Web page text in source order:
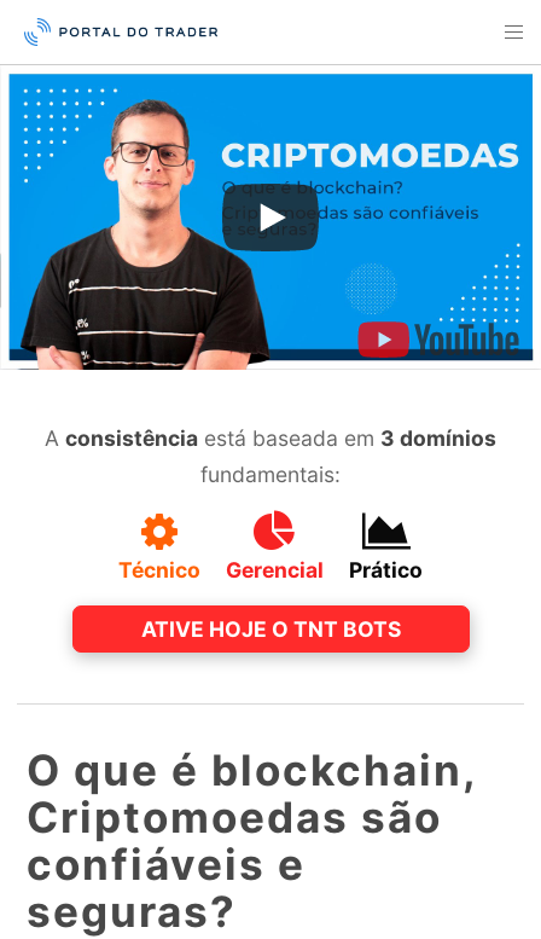
A consistência está baseada em 3 domínios
fundamentais:
Técnico Gerencial Prático
ATIVE HOJE O TNT BOTS
O que é blockchain,
Criptomoedas são
confiáveis e
seguras?